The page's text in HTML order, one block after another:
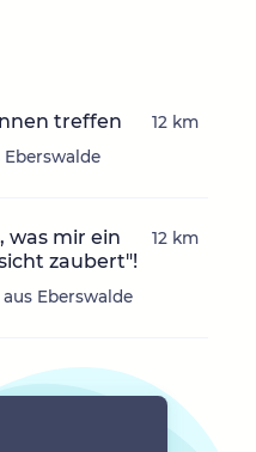
treffen
Eberswalde
12 km
was mir ein
zaubert"!
aus Eberswalde
12 km